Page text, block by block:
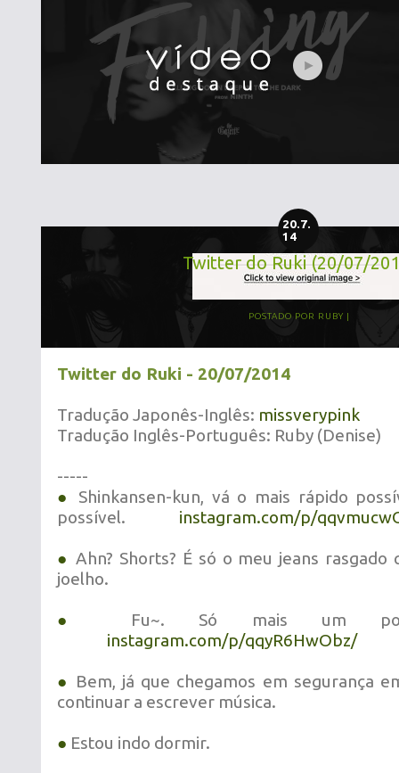
20.7.
14
Twitter do Ruki (20/07/
POSTADO POR RUBY
Twitter do Ruki - 20/07/2014
Tradução Japonês-Inglês: missverypink
Tradução Inglês-Português: Ruby (Denise)
-----
●
Shinkansen-kun, vá o mais rápido
possível.
instagram.com/p/
● Ahn? Shorts? É só o meu jeans
joelho.
●
Fu~. Só mais um
instagram.com/p/qqyR6HwObz/
● Bem, já que chegamos em segurança
continuar a escrever música.
● Estou indo dormir.